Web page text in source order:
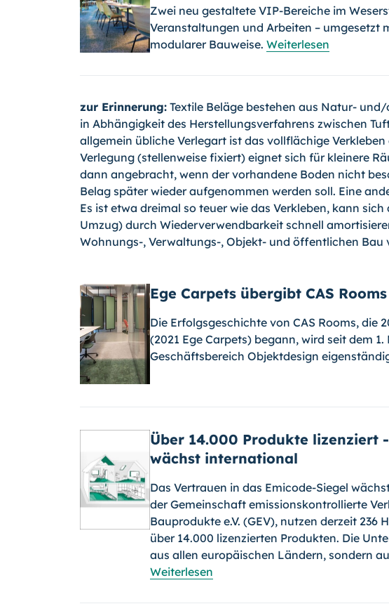
Zwei neu gestaltete VIP-Bereiche im
Veranstaltungen und Arbeiten – umgesetzt
modularer Bauweise. Weiterlesen
zur Erinnerung: Textile Beläge bestehen aus Natur-
in Abhängigkeit des Herstellungsverfahrens zwischen
allgemein übliche Verlegart ist das vollflächige
Verlegung (stellenweise fixiert) eignet sich für kleinere
dann angebracht, wenn der vorhandene Boden nicht
Belag später wie­der aufgenommen werden soll. Eine
Es ist etwa dreimal so teuer wie das Verkleben, kann
Umzug) durch Wiederverwendbarkeit schnell
Wohnungs-, Verwaltungs-, Objekt- und öffentlichen Bau
Ege Carpets übergibt CAS
Die Erfolgsgeschichte von CAS Rooms, die
(2021 Ege Carpets) begann, wird seit dem
Geschäftsbereich Objektdesign
Über 14.000 Produkte lizenziert
wächst international
Das Vertrauen in das Emicode-Siegel
der Gemeinschaft emissionskontrollierte
Bauprodukte e.V. (GEV), nutzen derzeit
über 14.000 lizenzierten Produkten. Die
aus allen europäischen Ländern, sondern
Weiterlesen